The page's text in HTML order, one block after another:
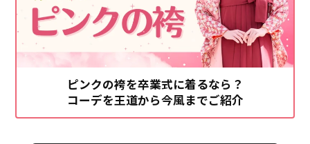
ピンクの袴を卒業式に着るなら？
コーデを王道から今風までご紹介